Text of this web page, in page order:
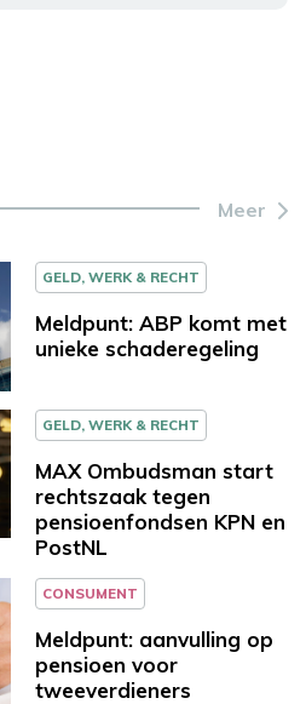
Meer
GELD, WERK & RECHT
Meldpunt: ABP komt met
unieke schaderegeling
GELD, WERK & RECHT
MAX Ombudsman start
rechtszaak tegen
pensioenfondsen KPN en
PostNL
CONSUMENT
Meldpunt: aanvulling op
pensioen voor
tweeverdieners